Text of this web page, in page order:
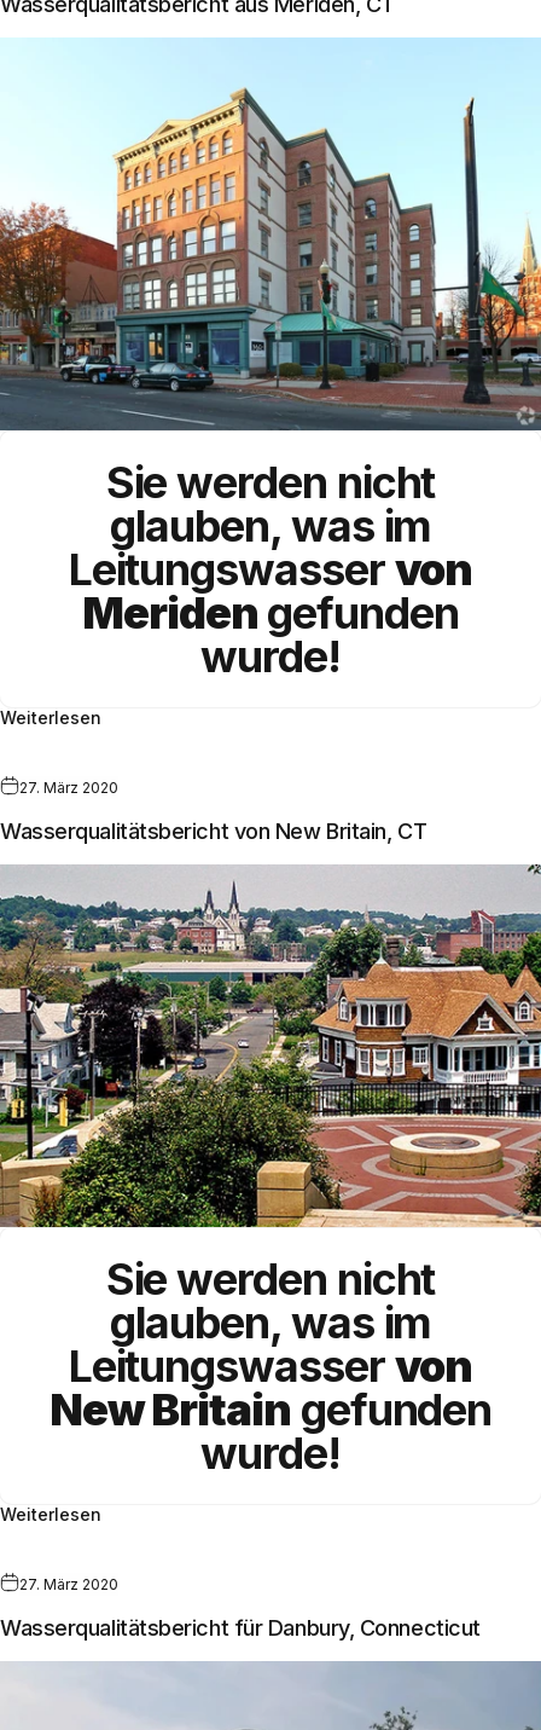
Sie werden nicht
glauben, was im
Leitungswasservon
Meriden gefunden
wurde!
Weiterlesen
27. März 2020
Wasserqualitätsbericht von New Britain, CT
Sie werden nicht
glauben, was im
Leitungswasservon
New Britain gefunden
wurde!
Weiterlesen
27. März 2020
Wasserqualitätsbericht für Danbury, Connecticut